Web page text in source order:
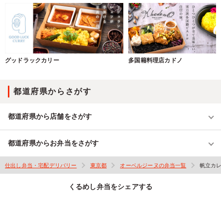
グッドラックカリー 多国籍料理店カドノ
都道府県からさがす
都道府県から店舗をさがす
都道府県からお弁当をさがす
仕出し弁当・宅配デリバリー 東京都 オーベルジーヌの弁当一覧 帆立カ
くるめし弁当をシェアする